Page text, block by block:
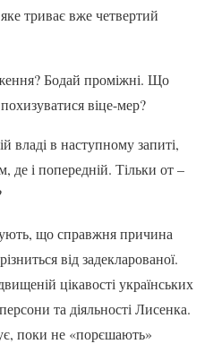
триває вже четвертий
Бодай проміжні. Що
віце-мер?
владі в наступному запиті,
де і попередній. Тільки от –
що справжня причина
від задекларованої.
цікавості українських
та діяльності Лисенка.
поки не «порєшають»